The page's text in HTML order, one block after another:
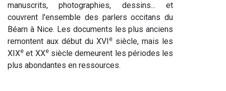
manuscrits, photographies, dessins... et
couvrent l'ensemble des parlers occitans du
Béarn à Nice. Les documents les plus anciens
remontent aux début du XVIe siècle, mais les
XIXe et XXesiècle demeurent les périodes les
plus abondantes en ressources.